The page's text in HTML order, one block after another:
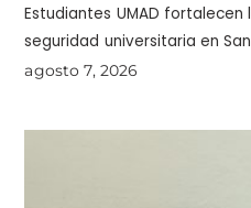
Estudiantes UMAD
seguridad universitaria en
agosto 7, 2026